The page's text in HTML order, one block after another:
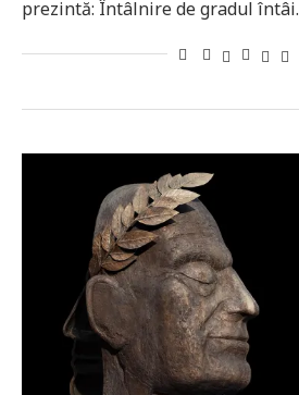
prezintă: Întâlnire de gradul întâi.